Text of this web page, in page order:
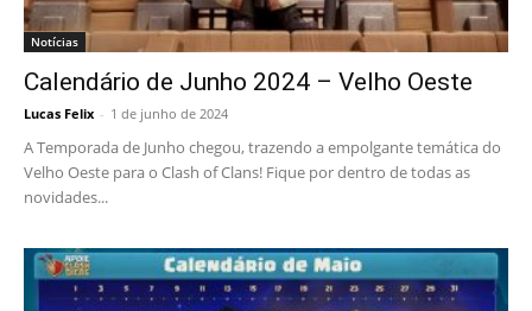
Notícias
Calendário de Junho 2024 – Velho Oeste
Lucas Felix - 1 de junho de 2024
A Temporada de Junho chegou, trazendo a empolgante temática do
Velho Oeste para o Clash of Clans! Fique por dentro de todas as
novidades...